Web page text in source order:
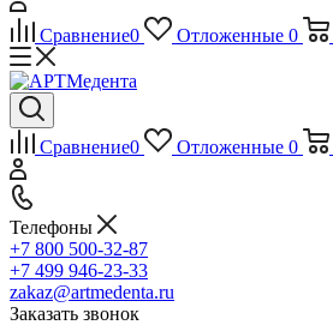
Сравнение0 Отложенные 0
Сравнение0 Отложенные 0
Телефоны
+7 800 500-32-87
+7 499 946-23-33
zakaz@artmedenta.ru
Заказать звонок